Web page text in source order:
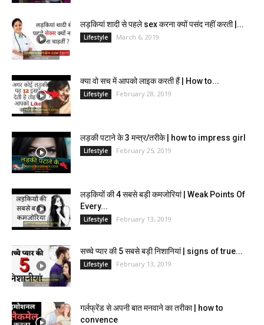
लड़कियां शादी से पहले sex करना क्यों पसंद नहीं करती |...
Lifestyle March 6, 2019
क्या वो सच में आपको लाइक करती हैं | How to...
Lifestyle February 28, 2019
लड़की पटाने के 3 मन्त्र/तरीके | how to impress girl
Lifestyle February 25, 2019
लड़कियों की 4 सबसे बड़ी कमजोरियां | Weak Points Of
Every...
Lifestyle February 13, 2019
सच्चे प्यार की 5 सबसे बड़ी निशानियां | signs of true...
Lifestyle February 13, 2019
गर्लफ्रेंड से अपनी बात मनवाने का तरीका | how to
convence